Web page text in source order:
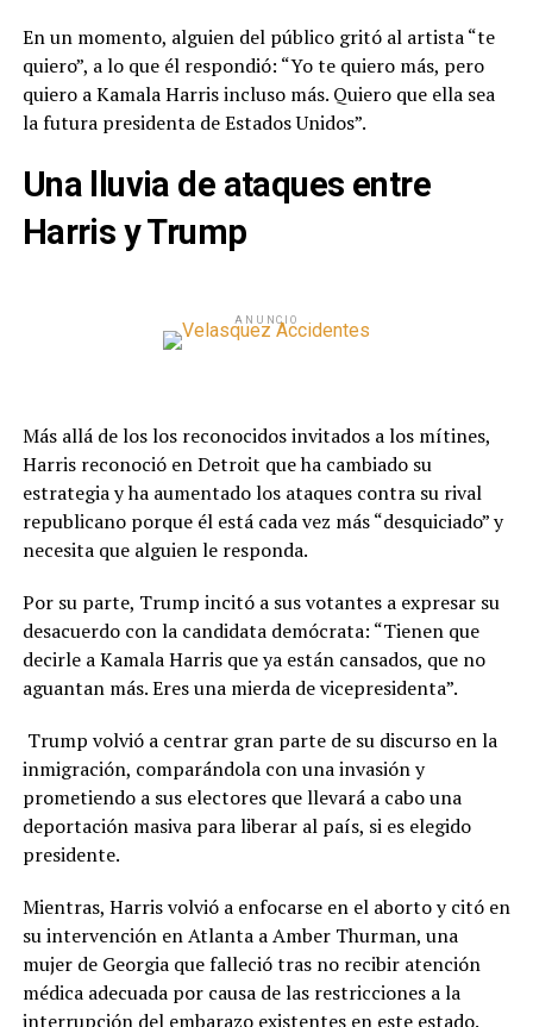
En un momento, alguien del público gritó al artista “te
quiero”, a lo que él respondió: “Yo te quiero más, pero
quiero a Kamala Harris incluso más. Quiero que ella sea
la futura presidenta de Estados Unidos”.
Una lluvia de ataques entre
Harris y Trump
ANUNCIO
Más allá de los los reconocidos invitados a los mítines,
Harris reconoció en Detroit que ha cambiado su
estrategia y ha aumentado los ataques contra su rival
republicano porque él está cada vez más “desquiciado” y
necesita que alguien le responda.
Por su parte, Trump incitó a sus votantes a expresar su
desacuerdo con la candidata demócrata: “Tienen que
decirle a Kamala Harris que ya están cansados, que no
aguantan más. Eres una mierda de vicepresidenta”.
Trump volvió a centrar gran parte de su discurso en la
inmigración, comparándola con una invasión y
prometiendo a sus electores que llevará a cabo una
deportación masiva para liberar al país, si es elegido
presidente.
Mientras, Harris volvió a enfocarse en el aborto y citó en
su intervención en Atlanta a Amber Thurman, una
mujer de Georgia que falleció tras no recibir atención
médica adecuada por causa de las restricciones a la
interrupción del embarazo existentes en este estado.